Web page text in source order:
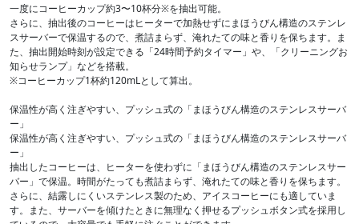
一度にコーヒーカップ約3〜10杯分※を抽出可能。
さらに、抽出後のコーヒーはヒーターで加熱せずにまほうびん構造のステンレ
スサーバーで保温するので、煮詰まらず、淹れたての味と香りを保ちます。ま
た、抽出開始時刻が設定できる「24時間予約タイマー」や、「クリーニングお
知らせランプ」などを搭載。
※コーヒーカップ1杯約120mLとして算出。
保温性が高く注ぎやすい、プッシュ式の「まほうびん構造のステンレスサーバ
ー」
保温性が高く注ぎやすい、プッシュ式の「まほうびん構造のステンレスサーバ
ー」
抽出したコーヒーは、ヒーターを使わずに「まほうびん構造のステンレスサー
バー」で保温。時間がたっても煮詰まらず、淹れたての味と香りを保ちます。
さらに、結露しにくいステンレス製のため、アイスコーヒーにも適していま
す。また、サーバーを傾けたときに無理なく押せるプッシュボタン式を採用し